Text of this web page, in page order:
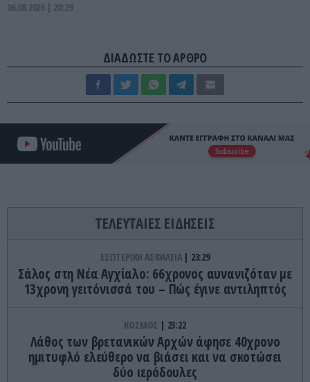
06.08.2026 | 20:29
ΔΙΑΔΩΣΤΕ ΤΟ ΑΡΘΡΟ
ΤΕΛΕΥΤΑΙΕΣ ΕΙΔΗΣΕΙΣ
ΕΣΩΤΕΡΙΚΗ ΑΣΦΑΛΕΙΑ 23:29
Σάλος στη Νέα Αγχίαλο: 66χρονος αυνανιζόταν με
13χρονη γειτόνισσά του – Πώς έγινε αντιληπτός
ΚΟΣΜΟΣ 23:22
Λάθος των βρετανικών Αρχών άφησε 40χρονο
ημιτυφλό ελεύθερο να βιάσει και να σκοτώσει
δύο ιερόδουλες